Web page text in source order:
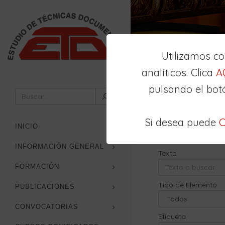
Utilizamos
analíticos. Clica
pulsando el
Si desea puede
INICIO
INFORMACIÓN GENERAL
FORMACIÓN
PUBLICACIONES
CONVOCATORIAS
Búsqueda
Texto
Tipo de Elemento
Etiqueta